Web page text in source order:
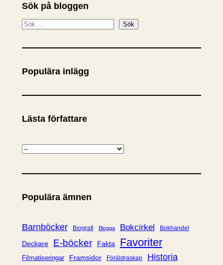
Sök på bloggen
S
k
Sök
Populära inlägg
Lästa författare
K
t
g
r
Populära ämnen
Barnböcker Biografi Blogga Bokcirkel Bokhandel
Deckare E-böcker Fakta Favoriter
Filmatiseringar Framsidor Föräldraskap Historia